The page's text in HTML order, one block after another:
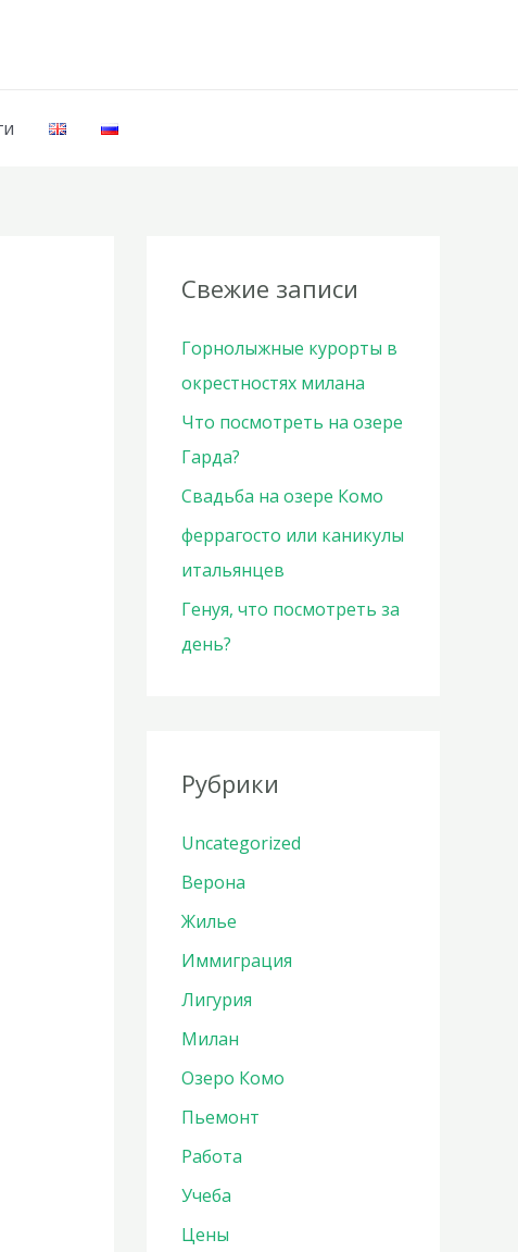
Свежие записи
Горнолыжные курорты в
окрестностях милана
Что посмотреть на озере
Гарда?
Свадьба на озере Комо
феррагосто или каникулы
итальянцев
Генуя, что посмотреть за
день?
Рубрики
Uncategorized
Верона
Жилье
Иммиграция
Лигурия
Милан
Озеро Комо
Пьемонт
Работа
Учеба
Цены